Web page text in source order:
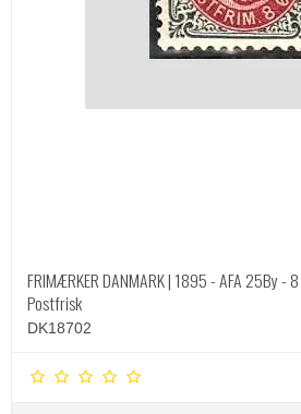
FRIMÆRKER DANMARK | 1895 - AFA 25By -
Postfrisk
DK18702